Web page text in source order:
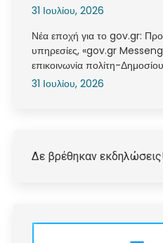
31 Ιουλίου, 2026
Νέα εποχή για το gov.gr:
υπηρεσίες, «gov.gr
επικοινωνία πολίτη-Δημοσίου
31 Ιουλίου, 2026
Δε βρέθηκαν